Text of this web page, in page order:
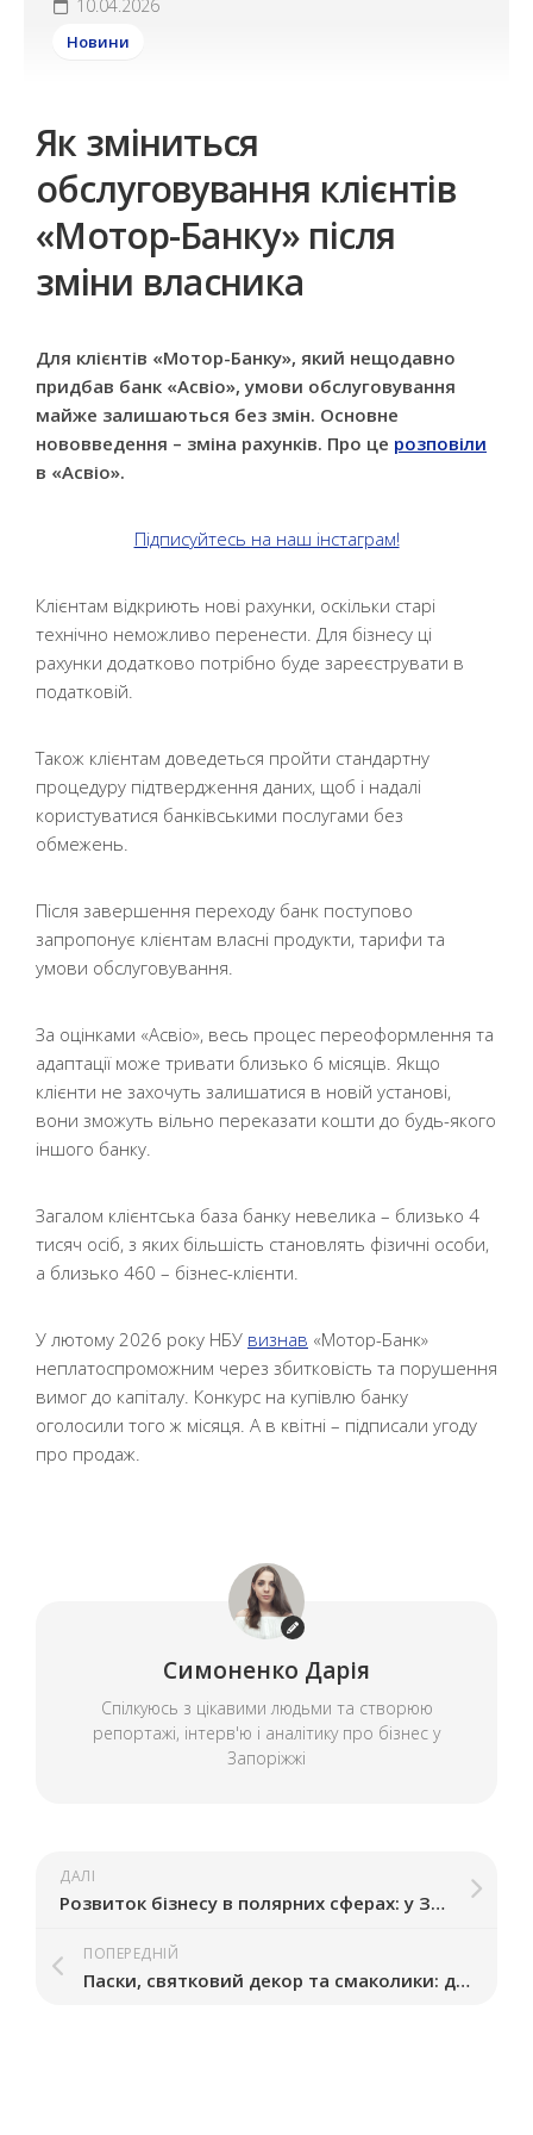
10.04.2026
Новини
Як зміниться
обслуговування клієнтів
«Мотор-Банку» після
зміни власника
Для клієнтів «Мотор-Банку», який нещодавно
придбав банк «Асвіо», умови обслуговування
майже залишаються без змін. Основне
нововведення – зміна рахунків. Про це розповіли
в «Асвіо».
Підписуйтесь на наш інстаграм!
Клієнтам відкриють нові рахунки, оскільки старі
технічно неможливо перенести. Для бізнесу ці
рахунки додатково потрібно буде зареєструвати в
податковій.
Також клієнтам доведеться пройти стандартну
процедуру підтвердження даних, щоб і надалі
користуватися банківськими послугами без
обмежень.
Після завершення переходу банк поступово
запропонує клієнтам власні продукти, тарифи та
умови обслуговування.
За оцінками «Асвіо», весь процес переоформлення та
адаптації може тривати близько 6 місяців. Якщо
клієнти не захочуть залишатися в новій установі,
вони зможуть вільно переказати кошти до будь-якого
іншого банку.
Загалом клієнтська база банку невелика – близько 4
тисяч осіб, з яких більшість становлять фізичні особи,
а близько 460 – бізнес-клієнти.
У лютому 2026 року НБУ визнав «Мотор-Банк»
неплатоспроможним через збитковість та порушення
вимог до капіталу. Конкурс на купівлю банку
оголосили того ж місяця. А в квітні – підписали угоду
про продаж.
Симоненко Дарія
Спілкуюсь з цікавими людьми та створюю
репортажі, інтерв'ю і аналітику про бізнес у
Запоріжжі
ДАЛІ
Розвиток бізнесу в полярних сферах: у Запоріжжі відбудеться зустріч з підприємцем Олексієм Чубенком
ПОПЕРЕДНІЙ
Паски, святковий декор та смаколики: де у Запоріжжі пройдуть великодні ярмарки